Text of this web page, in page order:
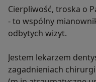
Cierpliwość, troska o
- to wspólny
odbytych wizyt.
Jestem lekarzem
zagadnieniach